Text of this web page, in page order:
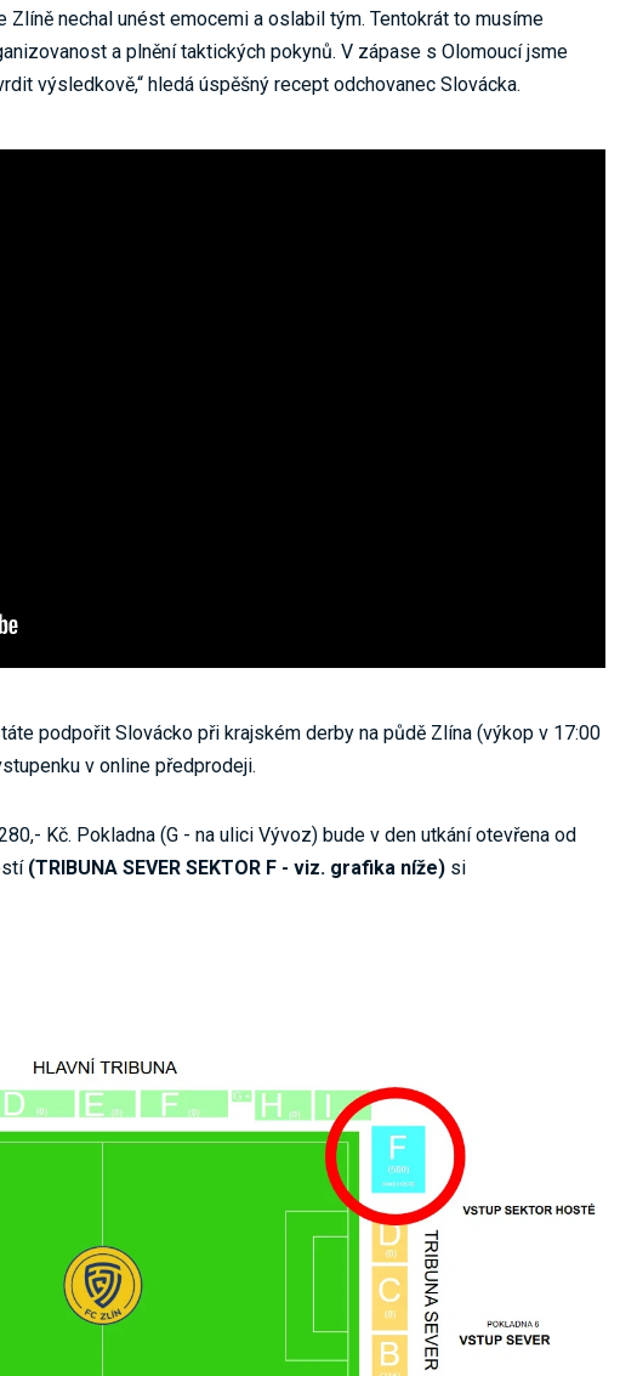
nechal unést emocemi a oslabil tým. Tentokrát to musíme
a plnění taktických pokynů. V zápase s Olomoucí jsme
výsledkově,“ hledá úspěšný recept odchovanec Slovácka.
podpořit Slovácko při krajském derby na půdě Zlína (výkop v 17:00
v online předprodeji.
Kč. Pokladna (G - na ulici Vývoz) bude v den utkání otevřena od
(TRIBUNA SEVER SEKTOR F - viz. grafika níže) si